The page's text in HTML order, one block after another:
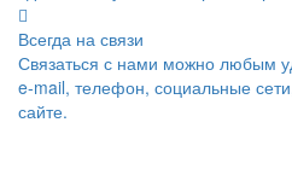
Всегда на связи
Связаться с нами можно любым
e-mail, телефон, социальные
сайте.